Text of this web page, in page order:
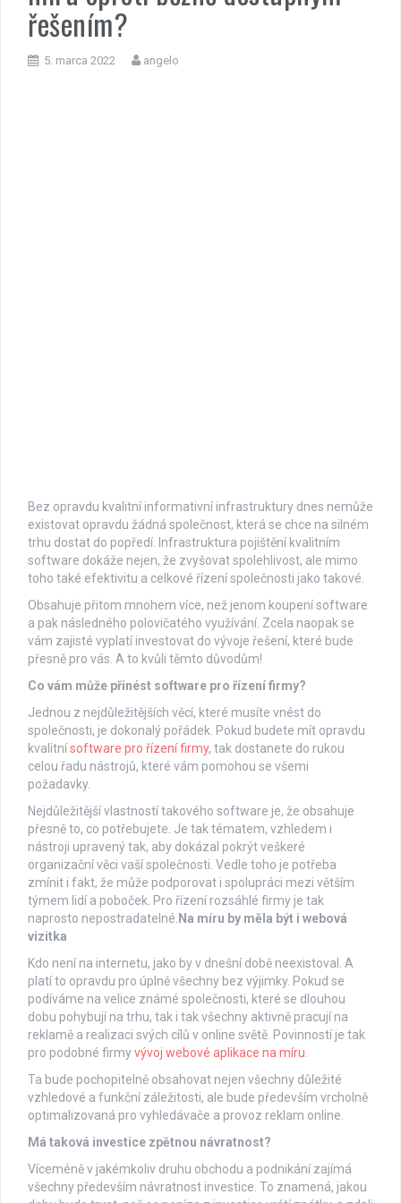
řešením?
5. marca 2022 angelo
Bez opravdu kvalitní informativní infrastruktury dnes nemůže
existovat opravdu žádná společnost, která se chce na silném
trhu dostat do popředí. Infrastruktura pojištění kvalitním
software dokáže nejen, že zvyšovat spolehlivost, ale mimo
toho také efektivitu a celkové řízení společnosti jako takové.
Obsahuje přitom mnohem více, než jenom koupení software
a pak následného polovičatého využívání. Zcela naopak se
vám zajisté vyplatí investovat do vývoje řešení, které bude
přesně pro vás. A to kvůli těmto důvodům!
Co vám může přinést software pro řízení firmy?
Jednou z nejdůležitějších věcí, které musíte vnést do
společnosti, je dokonalý pořádek. Pokud budete mít opravdu
kvalitnísoftware pro řízení firmy, tak dostanete do rukou
celou řadu nástrojů, které vám pomohou se všemi
požadavky.
Nejdůležitější vlastností takového software je, že obsahuje
přesně to, co potřebujete. Je tak tématem, vzhledem i
nástroji upravený tak, aby dokázal pokrýt veškeré
organizační věci vaší společnosti. Vedle toho je potřeba
zmínit i fakt, že může podporovat i spolupráci mezi větším
týmem lidí a poboček. Pro řízení rozsáhlé firmy je tak
naprosto nepostradatelné. Na míru by měla být i webová
vizitka
Kdo není na internetu, jako by v dnešní době neexistoval. A
platí to opravdu pro úplně všechny bez výjimky. Pokud se
podíváme na velice známé společnosti, které se dlouhou
dobu pohybují na trhu, tak i tak všechny aktivně pracují na
reklamě a realizaci svých cílů v online světě. Povinností je tak
pro podobné firmyvývoj webové aplikace na míru
Ta bude pochopitelně obsahovat nejen všechny důležité
vzhledové a funkční záležitosti, ale bude především vrcholně
optimalizovaná pro vyhledávače a provoz reklam online.
Má taková investice zpětnou návratnost?
Víceméně v jakémkoliv druhu obchodu a podnikání zajímá
všechny především návratnost investice. To znamená, jakou